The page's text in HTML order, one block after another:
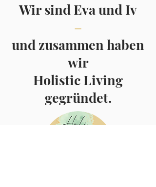
Wir sind Eva und Iv
–
und zusammen haben
wir
Holistic Living
gegründet.